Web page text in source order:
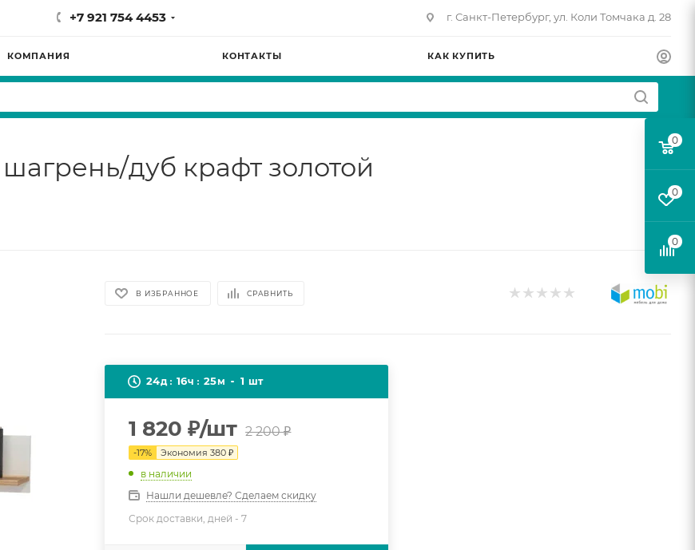
+7 921 754 4453 г. Санкт-Петербург, ул. Коли Томчака д. 28
КОМПАНИЯ КОНТАКТЫ КАК КУПИТЬ
дуб крафт золотой
В ИЗБРАННОЕ СРАВНИТЬ
24д 16ч 25м 1 шт
1 820 ₽/шт 2 200₽
-17% Экономия380 ₽
в наличии
Нашли дешевле? Сделаем скидку
Срок доставки, дней -7
0
0
0